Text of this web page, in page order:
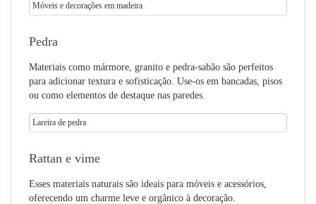
Móveis e decorações em madeira
Pedra
Materiais como mármore, granito e pedra-sabão são perfeitos
para adicionar textura e sofisticação. Use-os em bancadas, pisos
ou como elementos de destaque nas paredes.
Lareira de pedra
Rattan e vime
Esses materiais naturais são ideais para móveis e acessórios,
oferecendo um charme leve e orgânico à decoração.